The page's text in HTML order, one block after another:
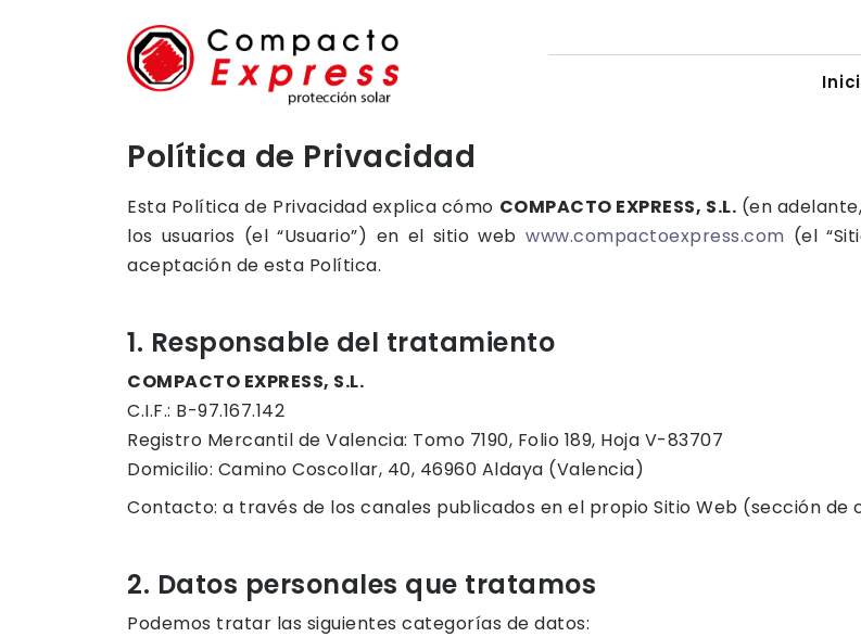
Política de Privacidad
Esta Política de Privacidad explica cómo COMPACTO EXPRESS, S.L. (en
los usuarios (el “Usuario”) en el sitio web www.compactoexpress.com (el
aceptación de esta Política.
1. Responsable del tratamiento
COMPACTO EXPRESS, S.L.
C.I.F.: B-97.167.142
Registro Mercantil de Valencia: Tomo 7190, Folio 189, Hoja V-83707
Domicilio: Camino Coscollar, 40, 46960 Aldaya (Valencia)
Contacto: a través de los canales publicados en el propio Sitio Web (sección de
2. Datos personales que tratamos
Podemos tratar las siguientes categorías de datos: